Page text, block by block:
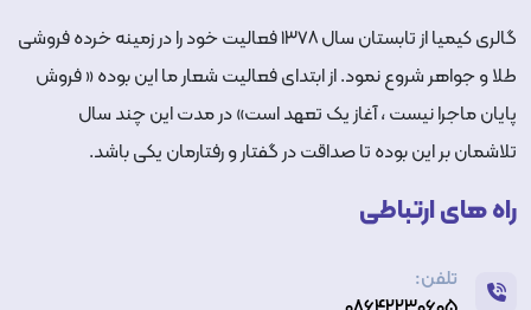
گالری کیمیا از تابستان سال ۱۳۷۸ فعالیت خود را در زمینه خرده فروشی
طلا و جواهر شروع نمود. از ابتدای فعالیت شعار ما این بوده « فروش
پایان ماجرا نیست ، آغاز یک تعهد است» در مدت این چند سال
تلاشمان بر این بوده تا صداقت در گفتار و رفتارمان یکی باشد.
راه های ارتباطی
تلفن: